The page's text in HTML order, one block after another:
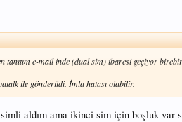
tanıtım e-mail inde (dual sim) ibaresi geçiyor
ile gönderildi. İmla hatası olabilir.
aldım ama ikinci sim için boşluk var